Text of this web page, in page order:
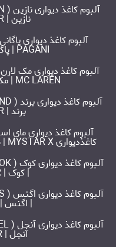
نازین | HANIDECOR.IR |
PAGANI | پاگانی | HANIDECOR.IR
MC LAREN | مک لارن | HANIDECOR.IR
برند | HANIDECOR.IR
کاغذدیواری MYSTAR X | مای استار ایکس | HANIDECOR.IR
| کوک | HANIDECOR.IR
| اگنس | HANIDECOR.IR
آنجل | HANIDECOR.IR